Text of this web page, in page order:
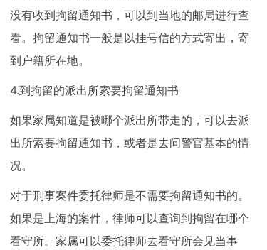
没有收到拘留通知书，可以到当地的邮局进行查
看。拘留通知书一般是以挂号信的方式寄出，寄
到户籍所在地。
4.到拘留的派出所索要拘留通知书
如果家属知道是被哪个派出所带走的，可以去派
出所索要拘留通知书，或者是去问警官基本的情
况。
对于刑事案件委托律师是不需要拘留通知书的。
如果是上海的案件，律师可以查询到拘留在哪个
看守所。家属可以委托律师去看守所会见当事